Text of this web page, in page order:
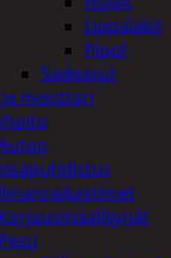
Lippalakit
Pipot
Sadeasut
moottori
Ilmanraikastimet
Korjausmaalikynät
Pesu